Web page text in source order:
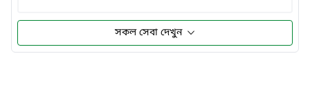
সকল সেবা দেখুন